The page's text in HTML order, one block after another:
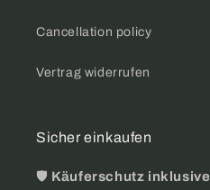
Cancellation policy
Vertrag widerrufen
Sicher einkaufen
🛡️ Käuferschutz inklusive